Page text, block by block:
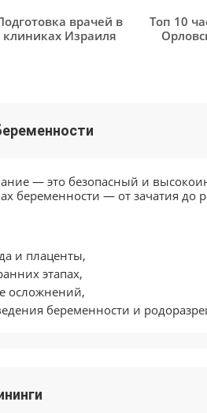
врачей в
клиниках Израиля
Топ 10
— это безопасный и
беременности — от зачатия до
и плаценты,
этапах,
осложнений,
беременности и